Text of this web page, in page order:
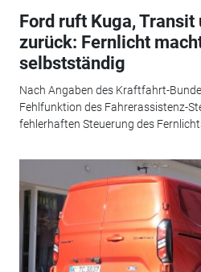
Ford ruft Kuga, Transit
zurück: Fernlicht
selbstständig
Nach Angaben des Kraftfahrt-
Fehlfunktion des Fahrerassistenz-
fehlerhaften Steuerung des